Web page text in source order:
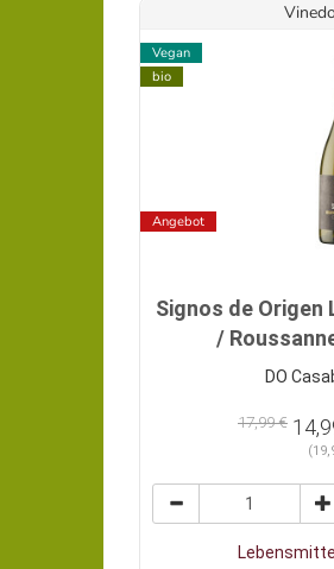
Vegan
bio
Angebot
Signos de Origen
/
DO
17,99 €